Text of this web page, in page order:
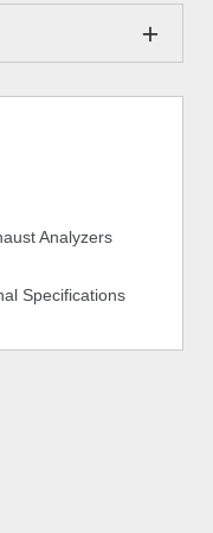
Analyzers
Specifications